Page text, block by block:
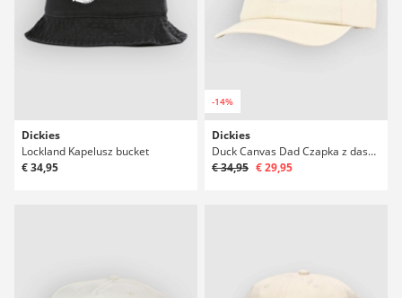
Dickies
Lockland Kapelusz bucket
€ 34,95
-14%
Dickies
Duck Canvas Dad Czapka z daszkiem
€ 34,95 € 29,95